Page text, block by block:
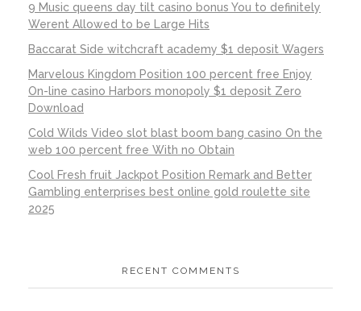
9 Music queens day tilt casino bonus You to definitely
Werent Allowed to be Large Hits
Baccarat Side witchcraft academy $1 deposit Wagers
Marvelous Kingdom Position 100 percent free Enjoy
On-line casino Harbors monopoly $1 deposit Zero
Download
Cold Wilds Video slot blast boom bang casino On the
web 100 percent free With no Obtain
Cool Fresh fruit Jackpot Position Remark and Better
Gambling enterprises best online gold roulette site
2025
RECENT COMMENTS